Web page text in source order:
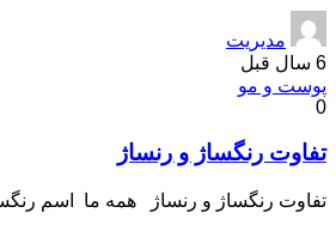
مدیریت
6 سال قبل
پوست و مو
0
تفاوت رنگساژ و رنساژ
تفاوت رنگساژ و رنساژ همه ما اسم